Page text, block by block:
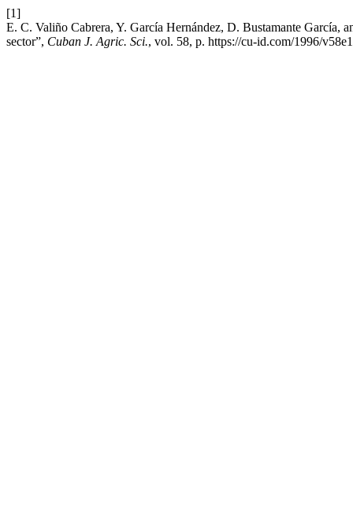
[1]
E. C. Valiño Cabrera, Y. García Hernández, D. Bustamante García,
sector”, Cuban J. Agric. Sci., vol. 58, p. https://cu-id.com/1996/